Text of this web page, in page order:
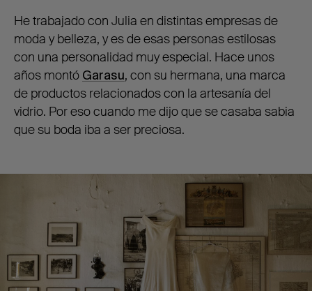
He trabajado con Julia en distintas empresas de
moda y belleza, y es de esas personas estilosas
con una personalidad muy especial. Hace unos
años montó Garasu, con su hermana, una marca
de productos relacionados con la artesanía del
vidrio. Por eso cuando me dijo que se casaba sabia
que su boda iba a ser preciosa.